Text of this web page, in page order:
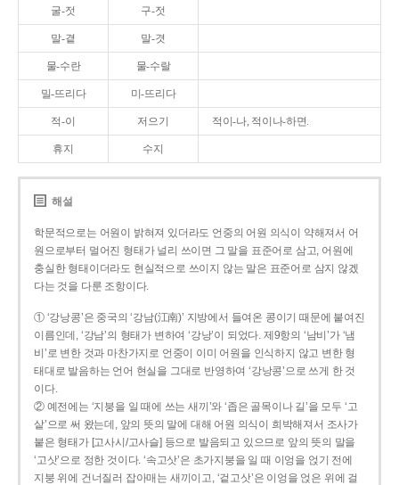
굴-젓 구-젓
말-곁 말-겻
물-수란 물-수랄
밀-뜨리다 미-뜨리다
적-이 저으기 적이-나, 적이나-하면.
휴지 수지
해설
학문적으로는 어원이 밝혀져 있더라도 언중의 어원 의식이 약해져서 어
원으로부터 멀어진 형태가 널리 쓰이면 그 말을 표준어로 삼고, 어원에
충실한 형태이더라도 현실적으로 쓰이지 않는 말은 표준어로 삼지 않겠
다는 것을 다룬 조항이다.
① ‘강낭콩’은 중국의 ‘강남(江南)’ 지방에서 들여온 콩이기 때문에 붙여진
이름인데, ‘강남’의 형태가 변하여 ‘강낭’이 되었다. 제9항의 ‘남비’가 ‘냄
비’로 변한 것과 마찬가지로 언중이 이미 어원을 인식하지 않고 변한 형
태대로 발음하는 언어 현실을 그대로 반영하여 ‘강낭콩’으로 쓰게 한 것
이다.
② 예전에는 ‘지붕을 일 때에 쓰는 새끼’와 ‘좁은 골목이나 길’을 모두 ‘고
샅’으로 써 왔는데, 앞의 뜻의 말에 대해 어원 의식이 희박해져서 조사가
붙은 형태가 [고사시/고사슬] 등으로 발음되고 있으므로 앞의 뜻의 말을
‘고삿’으로 정한 것이다. ‘속고삿’은 초가지붕을 일 때 이엉을 얹기 전에
지붕 위에 건너질러 잡아매는 새끼이고, ‘겉고삿’은 이엉을 얹은 위에 걸